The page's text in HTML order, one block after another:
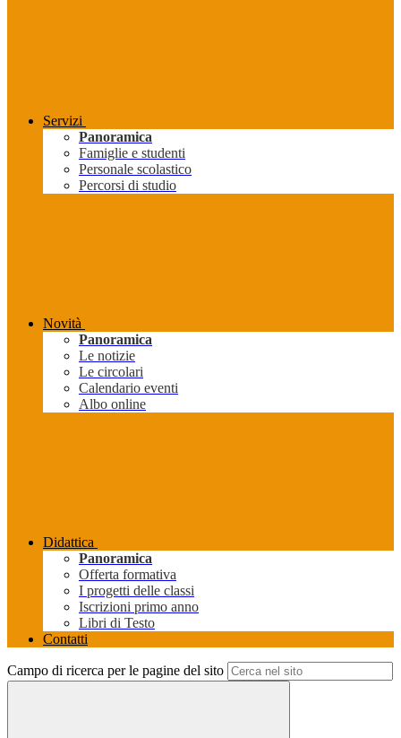
Servizi
Panoramica
Famiglie e studenti
Personale scolastico
Percorsi di studio
Novità
Panoramica
Le notizie
Le circolari
Calendario eventi
Albo online
Didattica
Panoramica
Offerta formativa
I progetti delle classi
Iscrizioni primo anno
Libri di Testo
Contatti
Campo di ricerca per le pagine del sito